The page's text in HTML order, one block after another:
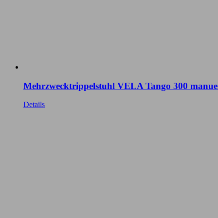
Mehrzwecktrippelstuhl VELA Tango 300
Details